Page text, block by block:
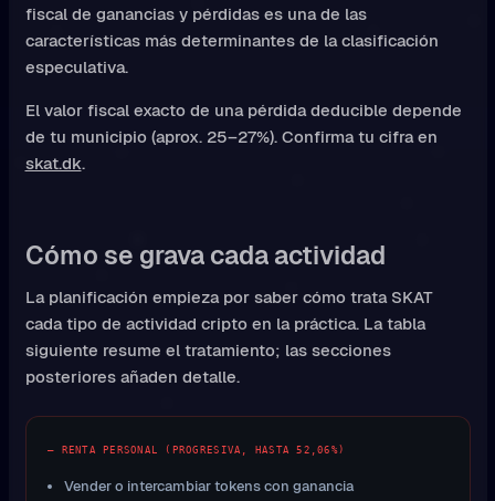
fiscal de ganancias y pérdidas es una de las
características más determinantes de la clasificación
especulativa.
El valor fiscal exacto de una pérdida deducible depende
de tu municipio (aprox. 25–27%). Confirma tu cifra en
skat.dk.
Cómo se grava cada actividad
La planificación empieza por saber cómo trata SKAT
cada tipo de actividad cripto en la práctica. La tabla
siguiente resume el tratamiento; las secciones
posteriores añaden detalle.
— RENTA PERSONAL (PROGRESIVA, HASTA 52,06%)
Vender o intercambiar tokens con ganancia